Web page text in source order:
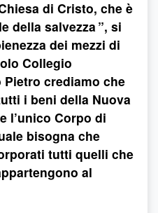
di Cristo, che è
della salvezza ”, si
dei mezzi di
Collegio
crediamo che
i beni della Nuova
l’unico Corpo di
bisogna che
tutti quelli che
al